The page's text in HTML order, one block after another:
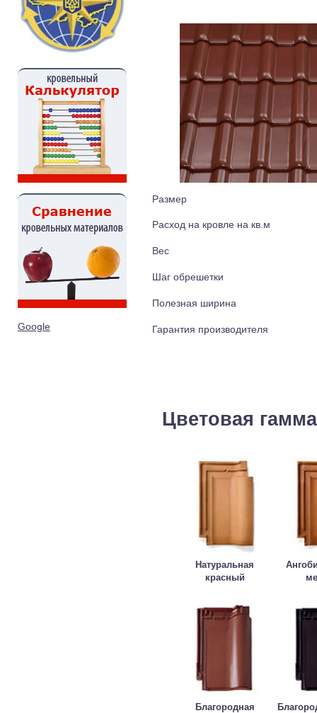
Google
Размер
Расход на кровле на кв.м
Вес
Шаг обрешетки
Полезная ширина
Гарантия производителя
Цветовая гамма
Натуральная
красный
Благородная